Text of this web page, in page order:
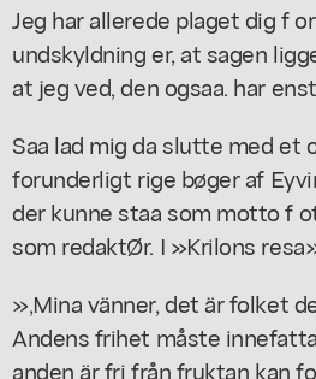
Jeg har allerede plaget dig f
undskyldning er, at sagen
at jeg ved, den ogsaa. har
Saa lad mig da slutte med et
forunderligt rige bøger af
der kunne staa som motto f
som redaktØr. I »Krilons
»,Mina vänner, det är folket
Andens frihet måste
anden är fri från fruktan kan